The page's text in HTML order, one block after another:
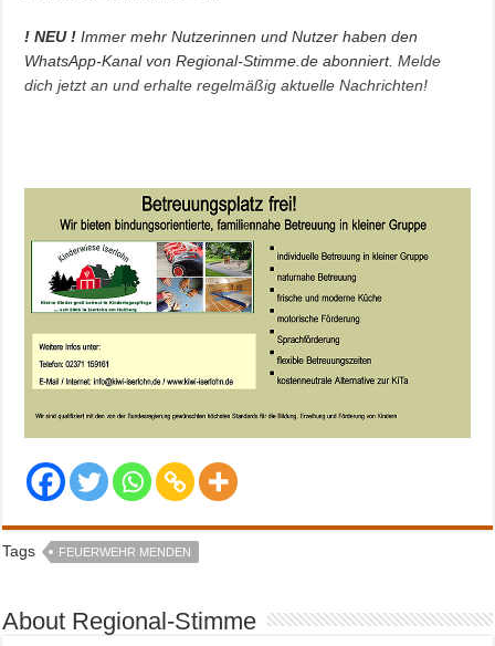
! NEU ! Immer mehr Nutzerinnen und Nutzer haben den
WhatsApp-Kanal von Regional-Stimme.de abonniert.Melde
dich jetzt an und erhalte regelmäßig aktuelle Nachrichten!
Tags FEUERWEHR MENDEN
About Regional-Stimme